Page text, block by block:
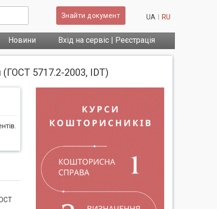
Знайти документ UA RU
Новини Вхід на сервіс | Реєстрація
5717.2-2003, IDT)